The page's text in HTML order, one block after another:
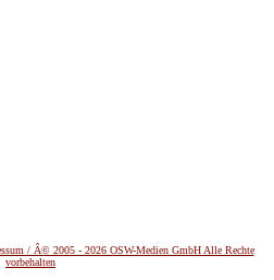
/ Â© 2005 - 2026 OSW-Medien GmbH Alle Rechte
vorbehalten